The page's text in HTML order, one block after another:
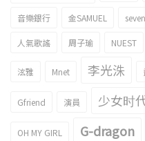
音樂銀行 金SAMUEL
人氣歌謠 周子瑜 NUEST
泫雅 Mnet 李光洙
Gfriend 演員 少女时
OH MY GIRL G-dragon